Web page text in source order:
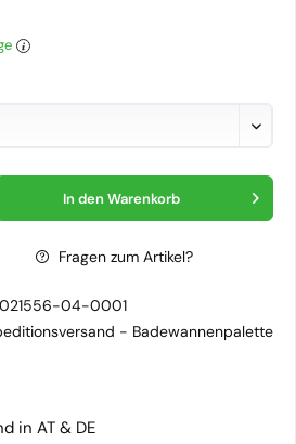
In den Warenkorb
Fragen zum Artikel?
04-0001
- Badewannenpalette
in AT & DE